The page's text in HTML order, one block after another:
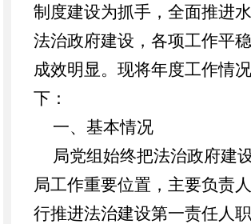
制度建设为抓手，全面推进
法治政府建设，各项工作平稳
成效明显。现将年度工作情
下：
一、基本情况
局党组始终把法治政府建
局工作重要位置，主要负责
行推进法治建设第一责任人